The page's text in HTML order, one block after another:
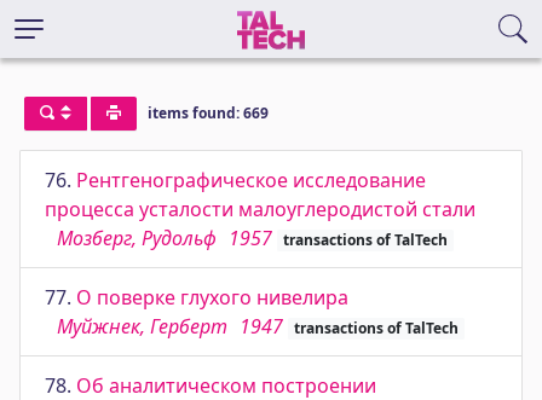
items found: 669
76. Рентгенографическое исследование
процесса усталости малоуглеродистой стали
Мозберг, Рудольф 1957 transactions of TalTech
77. О поверке глухого нивелира
Муйжнек, Герберт 1947 transactions of TalTech
78. Об аналитическом построении